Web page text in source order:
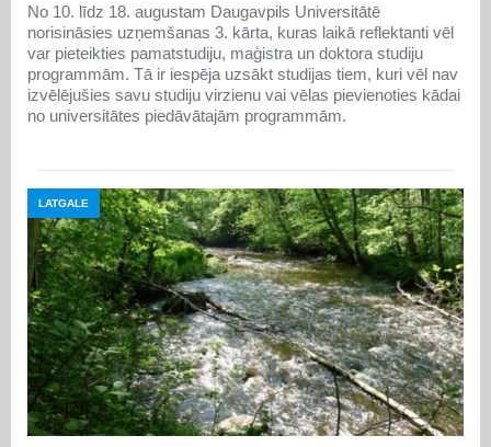
No 10. līdz 18. augustam Daugavpils Universitātē
norisināsies uzņemšanas 3. kārta, kuras laikā reflektanti vēl
var pieteikties pamatstudiju, maģistra un doktora studiju
programmām. Tā ir iespēja uzsākt studijas tiem, kuri vēl nav
izvēlējušies savu studiju virzienu vai vēlas pievienoties kādai
no universitātes piedāvātajām programmām.
LATGALE